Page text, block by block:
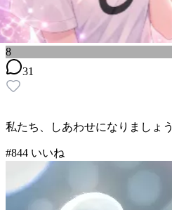
8
31
私たち、しあわせになりましょ
#844 いいね